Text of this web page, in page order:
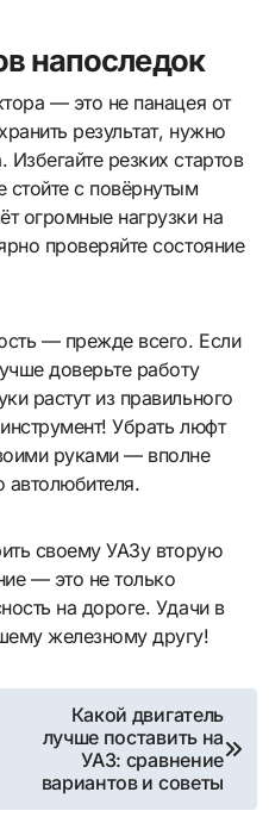
напоследок
— это не панацея от
результат, нужно
резких стартов
с повёрнутым
огромные нагрузки на
проверяйте состояние
— прежде всего. Если
доверьте работу
растут из правильного
Убрать люфт
руками — вполне
автолюбителя.
своему УАЗу вторую
— это не только
на дороге. Удачи в
железному другу!
Какой двигатель
лучше поставить на
УАЗ: сравнение
вариантов и советы